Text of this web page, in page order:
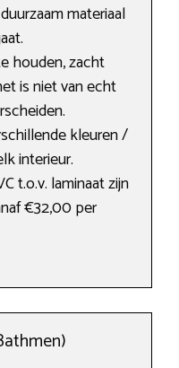
materiaal
houden, zacht
is niet van echt
kleuren /
interieur.
t.o.v. laminaat zijn
€32,00 per